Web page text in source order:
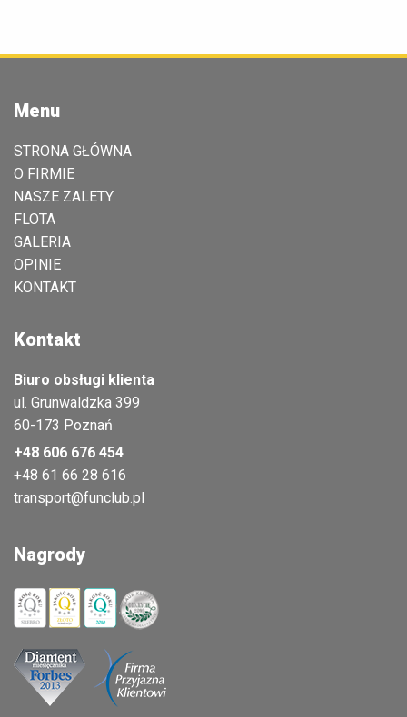
Menu
STRONA GŁÓWNA
O FIRMIE
NASZE ZALETY
FLOTA
GALERIA
OPINIE
KONTAKT
Kontakt
Biuro obsługi klienta
ul. Grunwaldzka 399
60-173 Poznań
+48 606 676 454
+48 61 66 28 616
transport@funclub.pl
Nagrody